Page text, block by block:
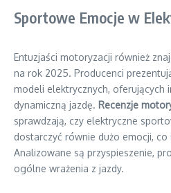
Sportowe Emocje w
Entuzjaści motoryzacji również
na rok 2025. Producenci
modeli elektrycznych, oferujących
dynamiczną jazdę. Recenzje
sprawdzają, czy elektryczne
dostarczyć równie dużo emocji,
Analizowane są przyspieszenie,
ogólne wrażenia z jazdy.